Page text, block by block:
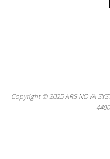
Copyright © 2025 ARS NOVA